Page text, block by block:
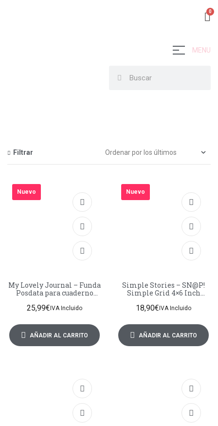
MENU
Filtrar
Nuevo
My Lovely Journal – Funda
Posdata para cuaderno
25,99€IVA Incluido
AÑADIR AL CARRITO
Nuevo
Simple Stories – SN@P!
Simple Grid 4×6 Inch
18,90€IVA Incluido
AÑADIR AL CARRITO